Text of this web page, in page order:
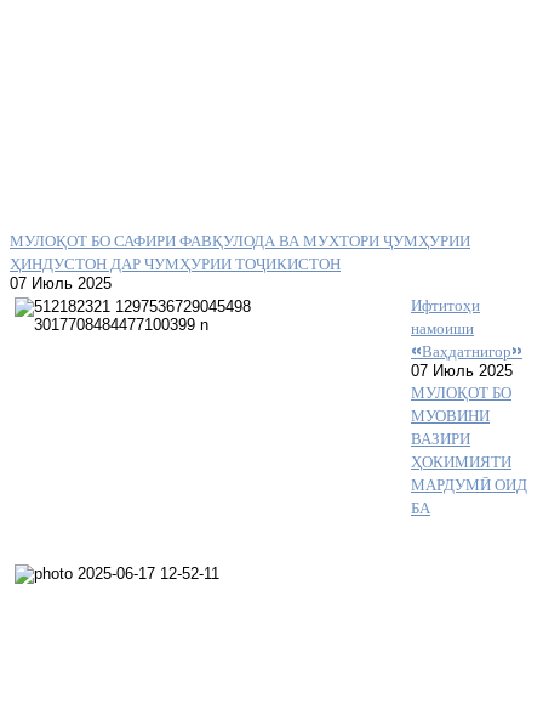
МУЛОҚОТ БО САФИРИ ФАВҚУЛОДА ВА МУХТОРИ ҶУМҲУРИИ
ҲИНДУСТОН ДАР ЧУМҲУРИИ ТОҶИКИСТОН
07 Июль 2025
Ифтитоҳи
намоиши
«Ваҳдатнигор»
07 Июль 2025
МУЛОҚОТ БО
МУОВИНИ
ВАЗИРИ
ҲОКИМИЯТИ
МАРДУМӢ ОИД
БА